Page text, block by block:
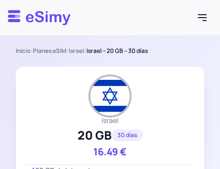
Esimy
Inicio/Planes eSIM/Israel/Israel – 20 GB – 30 días
Israel
20 GB 30 días
16.49€